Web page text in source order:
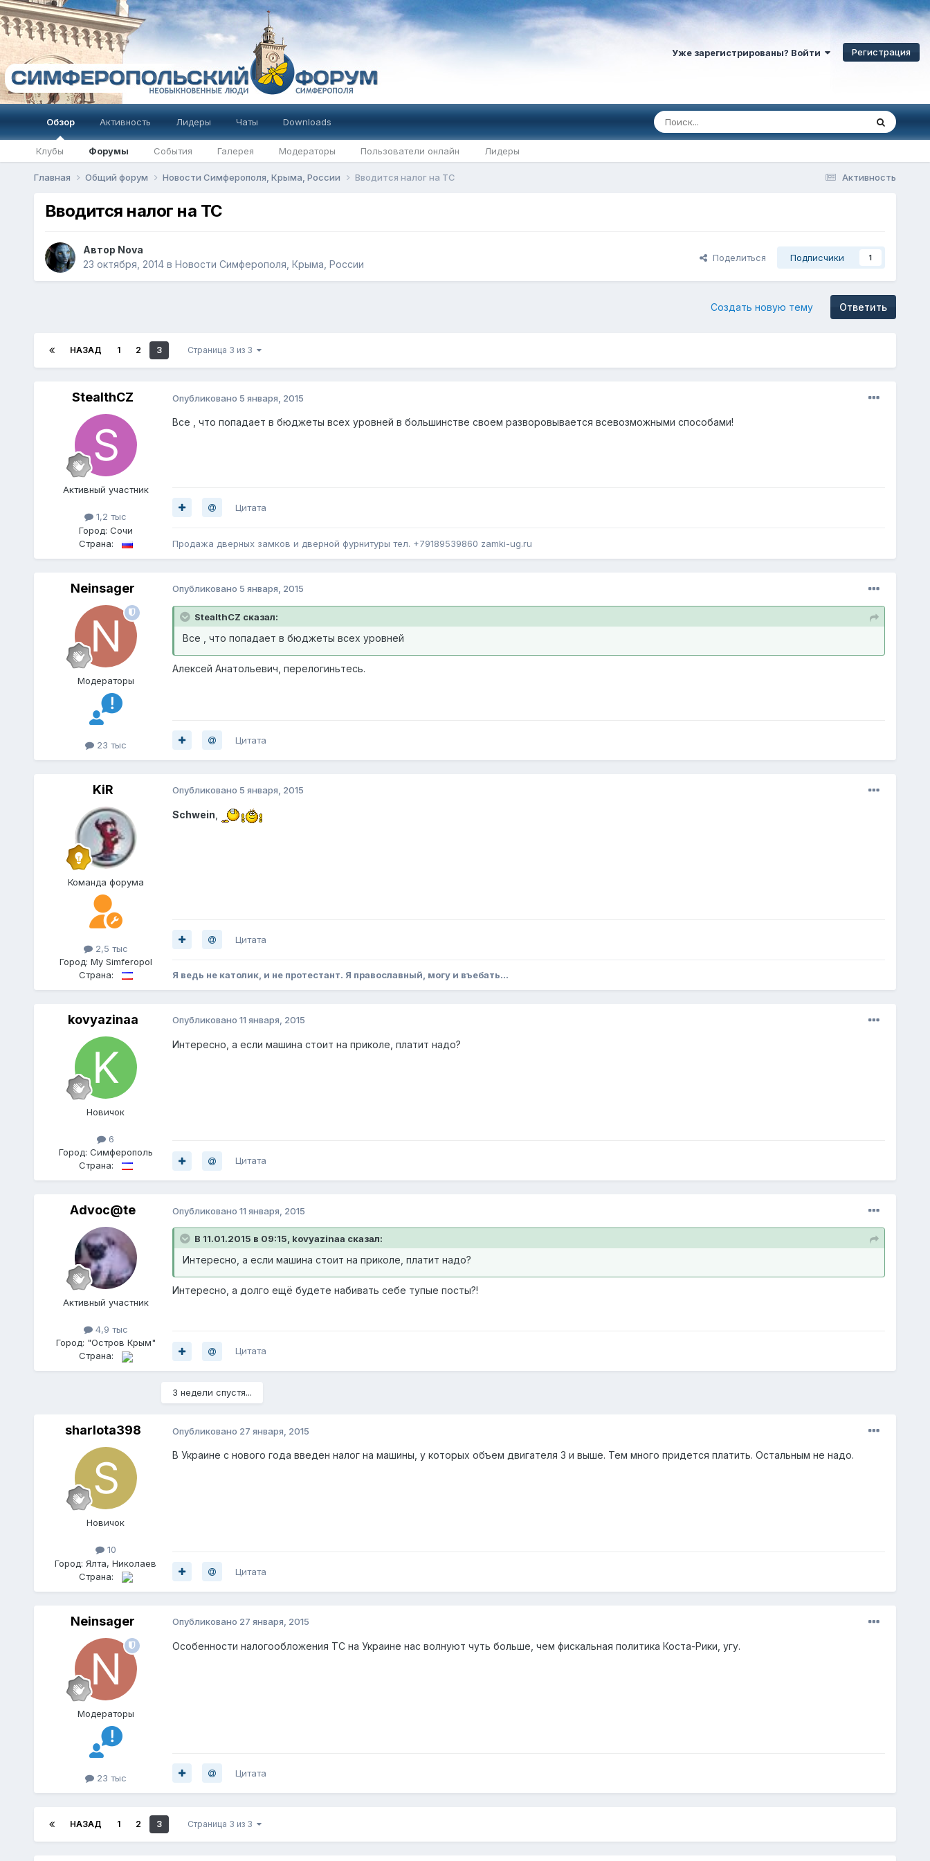
Уже зарегистрированы? Войти Регистрация
Обзор
Клубы Форумы События Галерея Модераторы Пользователи онлайн Лидеры
Активность Лидеры Чаты Downloads
Активность
Главная Общий форум Новости Симферополя, Крыма, России Вводится налог на ТС
Вводится налог на ТС
Автор Nova
23 октября, 2014в Новости Симферополя, Крыма, России
Поделиться Подписчики 1
Ответить
Создать новую тему
НАЗАД 1 2 3 Страница 3 из 3
StealthCZ
Активный участник
1,2 тыс
Город: Сочи
Страна:
Опубликовано 5 января, 2015
Все , что попадает в бюджеты всех уровней в большинстве своем разворовывается всевозможными способами!
Цитата
Продажа дверных замков и дверной фурнитуры тел. +79189539860 zamki-ug.ru
Neinsager
Модераторы
23 тыс
Опубликовано 5 января, 2015
StealthCZ сказал:
Все , что попадает в бюджеты всех уровней
Алексей Анатольевич, перелогиньтесь.
Цитата
KiR
Команда форума
2,5 тыс
Город: My Simferopol
Страна:
Опубликовано 5 января, 2015
Schwein
Цитата
Я ведь не католик, и не протестант. Я православный, могу и въебать...
kovyazinaa
Новичок
6
Город: Симферополь
Страна:
Опубликовано 11 января, 2015
Интересно, а если машина стоит на приколе, платит надо?
Цитата
Advoc@te
Активный участник
4,9 тыс
Город: "Остров Крым"
Страна:
Опубликовано 11 января, 2015
В 11.01.2015 в 09:15, kovyazinaa сказал:
Интересно, а если машина стоит на приколе, платит надо?
Интересно, а долго ещё будете набивать себе тупые посты?!
Цитата
3 недели спустя...
sharlota398
Новичок
10
Город:Ялта, Николаев
Страна:
Опубликовано 27 января, 2015
В Украине с нового года введен налог на машины, у которых объем двигателя 3 и выше. Тем много придется платить. Остальным не надо.
Цитата
Neinsager
Модераторы
23 тыс
Опубликовано 27 января, 2015
Особенности налогообложения ТС на Украине нас волнуют чуть больше, чем фискальная политика Коста-Рики, угу.
Цитата
НАЗАД 1 2 3 Страница 3 из 3